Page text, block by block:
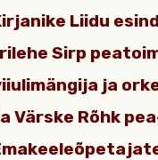
Liidu
Sirp
ja
Värske Rõhk